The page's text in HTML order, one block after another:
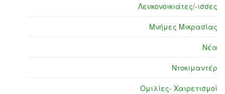
Λευκονοικιάτες/-ισσες
Μνήμες Μικρασίας
Νέα
Ντοκιμαντέρ
Ομιλίες- Χαιρετισμοί